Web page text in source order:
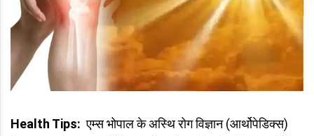
Health Tips:एम्स भोपाल के अस्थि रोग विज्ञान (आर्थोपेडिक्स)